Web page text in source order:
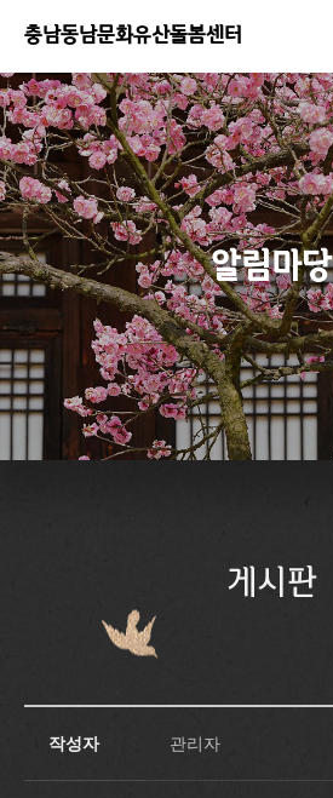
충남동남문화유산돌봄센터
알림마당
게시판
작성자 관리자